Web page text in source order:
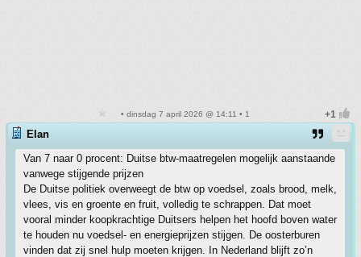
• dinsdag 7 april 2026 @ 14:11 • 1
Elan
Van 7 naar 0 procent: Duitse btw-maatregelen mogelijk aanstaande
vanwege stijgende prijzen
De Duitse politiek overweegt de btw op voedsel, zoals brood, melk,
vlees, vis en groente en fruit, volledig te schrappen. Dat moet
vooral minder koopkrachtige Duitsers helpen het hoofd boven water
te houden nu voedsel- en energieprijzen stijgen. De oosterburen
vinden dat zij snel hulp moeten krijgen. In Nederland blijft zo’n